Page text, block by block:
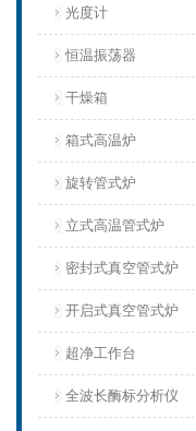
光度计
恒温振荡器
干燥箱
箱式高温炉
旋转管式炉
立式高温管式炉
密封式真空管式炉
开启式真空管式炉
超净工作台
全波长酶标分析仪